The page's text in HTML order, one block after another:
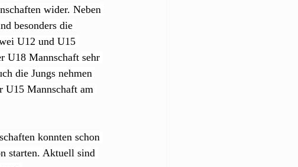
wider. Neben
besonders die
U12 und U15
U18 Mannschaft sehr
die Jungs nehmen
U15 Mannschaft am
konnten schon
starten. Aktuell sind